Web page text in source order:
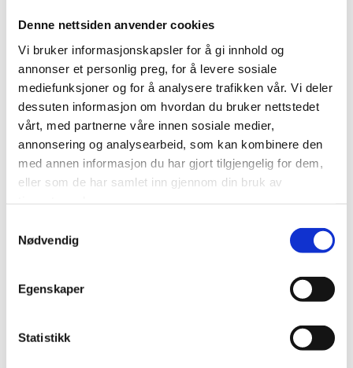
Denne nettsiden anvender cookies
Vi bruker informasjonskapsler for å gi innhold og
annonser et personlig preg, for å levere sosiale
mediefunksjoner og for å analysere trafikken vår. Vi deler
dessuten informasjon om hvordan du bruker nettstedet
vårt, med partnerne våre innen sosiale medier,
annonsering og analysearbeid, som kan kombinere den
med annen informasjon du har gjort tilgjengelig for dem,
eller som de har samlet inn gjennom din bruk av
Nødvendig
Egenskaper
Statistikk
og skriftlige uhellsinstruksjoner med
korrekt og fullstendig informasjon.
Farlig gods bookes separat.
Dokumentene sendes til saksbehandler
Ved brudd på ovennevnte plikter, skal
avsender dekke alle kostnader som skyldes
slike brudd.
ikke oppfyller kravene i forskriftene. Videre
ved å stille med egnet materiell, utstyr og
bestemmelser underveis. Bestemmelsene